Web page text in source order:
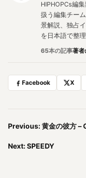
HIPHOPCs編
扱う編集チー
景解説、独占
を日本語で整
65本の記事著者
Facebook X
Previous: 黄金の彼方 –
Next: SPEEDY